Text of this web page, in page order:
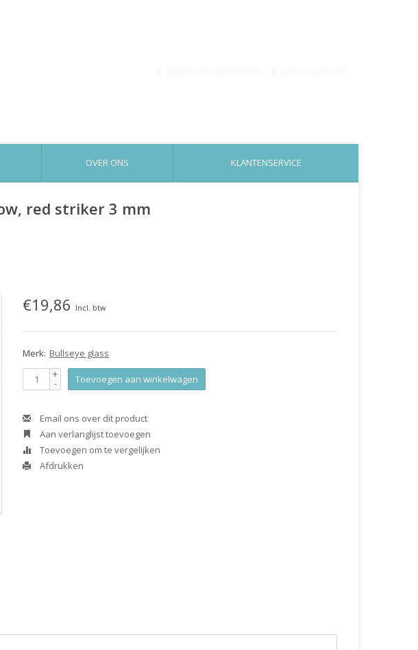
OVER ONS KLANTENSERVICE
red striker 3 mm
€19,86 Incl. btw
Merk: Bullseye glass
+
- Toevoegen aan winkelwagen
Email ons over dit product
Aan verlanglijst toevoegen
Toevoegen om te vergelijken
Afdrukken